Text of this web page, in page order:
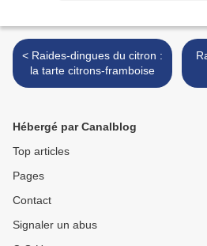
< Raides-dingues du citron :
la tarte citrons-framboise
Hébergé par Canalblog
Top articles
Pages
Contact
Signaler un abus